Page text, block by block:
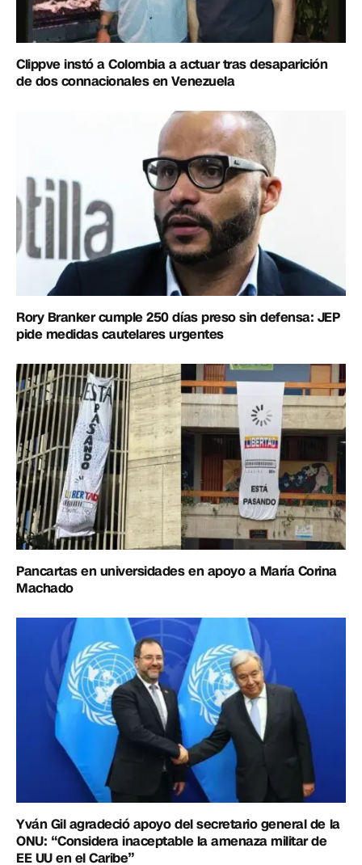
Clippve instó a Colombia a actuar tras desaparición
de dos connacionales en Venezuela
Rory Branker cumple 250 días preso sin defensa: JEP
pide medidas cautelares urgentes
Pancartas en universidades en apoyo a María Corina
Machado
Yván Gil agradeció apoyo del secretario general de la
ONU: “Considera inaceptable la amenaza militar de
EE UU en el Caribe”